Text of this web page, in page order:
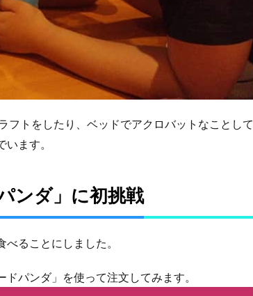
フトをしたり、ベッドでアクロバットなことして
ます。
ンダ」に初挑戦
ることにしました。
パンダ」を使って注文してみます。